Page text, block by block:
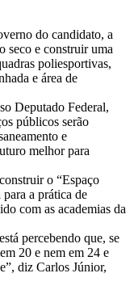
do candidato, a
seco e construir uma
poliesportivas,
e área de
Deputado Federal,
públicos serão
e
melhor para
o “Espaço
a prática de
com as academias da
percebendo que, se
20 e nem em 24 e
diz Carlos Júnior,